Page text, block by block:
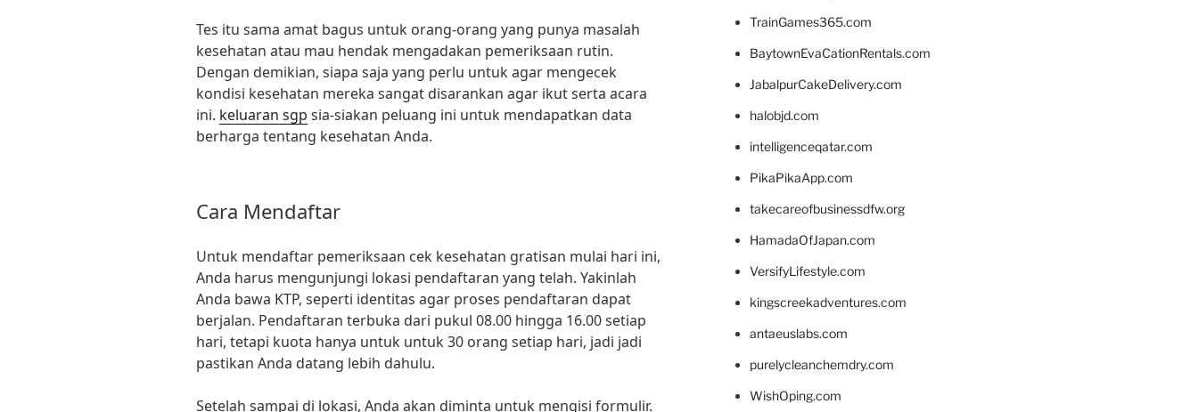
Tes itu sama amat bagus untuk orang-orang yang punya masalah
kesehatan atau mau hendak mengadakan pemeriksaan rutin.
Dengan demikian, siapa saja yang perlu untuk agar mengecek
kondisi kesehatan mereka sangat disarankan agar ikut serta acara
ini. keluaran sgp sia-siakan peluang ini untuk mendapatkan data
berharga tentang kesehatan Anda.
Cara Mendaftar
Untuk mendaftar pemeriksaan cek kesehatan gratisan mulai hari ini,
Anda harus mengunjungi lokasi pendaftaran yang telah. Yakinlah
Anda bawa KTP, seperti identitas agar proses pendaftaran dapat
berjalan. Pendaftaran terbuka dari pukul 08.00 hingga 16.00 setiap
hari, tetapi kuota hanya untuk untuk 30 orang setiap hari, jadi jadi
pastikan Anda datang lebih dahulu.
Setelah sampai di lokasi, Anda akan diminta untuk mengisi formulir.
TrainGames365.com
BaytownEvaCationRentals.com
JabalpurCakeDelivery.com
halobjd.com
intelligenceqatar.com
PikaPikaApp.com
takecareofbusinessdfw.org
HamadaOfJapan.com
VersifyLifestyle.com
kingscreekadventures.com
antaeuslabs.com
purelycleanchemdry.com
WishOping.com